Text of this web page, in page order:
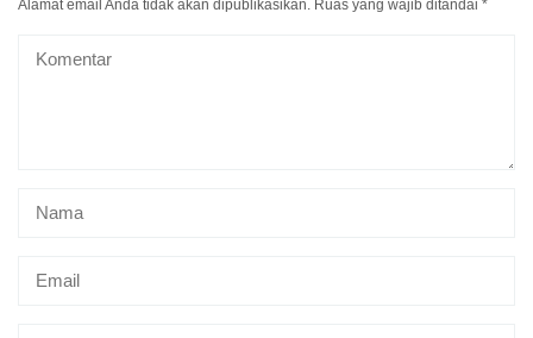
Alamat email Anda tidak akan dipublikasikan. Ruas yang wajib ditandai *